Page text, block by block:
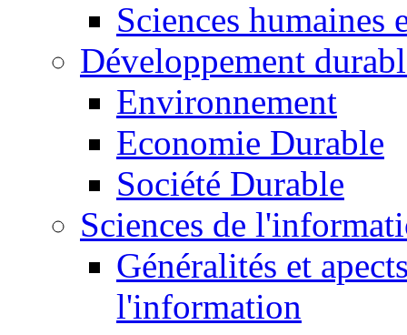
Sciences humaines
Développement
Environnement
Economie Durable
Société Durable
Sciences de
Généralités et
l'information